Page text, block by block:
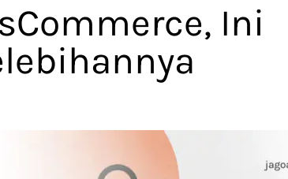
Ini